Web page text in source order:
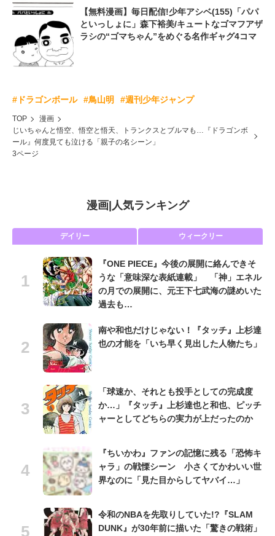
【無料漫画】毎日配信!少年アシベ(155)「パパ
といっしょに」森下裕美/キュートなゴマフアザ
ラシの“ゴマちゃん”をめぐる名作ギャグ4コマ
#ドラゴンボール #鳥山明 #週刊少年ジャンプ
TOP
漫画
じいちゃんと悟空、悟空と悟天、トランクスとブルマも…『ドラゴンボ
ール』何度見ても泣ける「親子の名シーン」
3ページ
漫画| 人気ランキング
デイリー ウィークリー
『ONE PIECE』今後の展開に絡んできそ
うな「意味深な表紙連載」 「神」エネル
の月での展開に、元王下七武海の謎めいた
過去も…
南や和也だけじゃない！『タッチ』上杉達
也の才能を「いち早く見出した人物たち」
「球速か、それとも投手としての完成度
か…」『タッチ』上杉達也と和也、ピッチ
ャーとしてどちらの実力が上だったのか
『ちいかわ』ファンの記憶に残る「恐怖キ
ャラ」の戦慄シーン 小さくてかわいい世
界なのに「見た目からしてヤバイ…」
令和のNBAを先取りしていた!?『SLAM
DUNK』が30年前に描いた「驚きの戦術」